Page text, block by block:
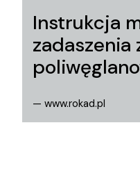
Instrukcja
zadaszenia
— www.rokad.pl